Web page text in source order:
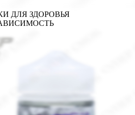
ДЛЯ ЗДОРОВЬЯ